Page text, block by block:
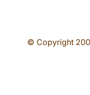
© Copyright